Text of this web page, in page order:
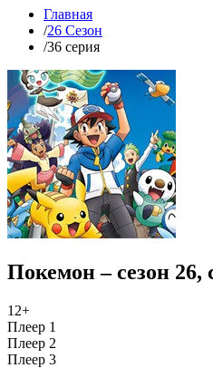
Главная
/26 Сезон
/36 серия
Покемон – сезон 26,
12+
Плеер 1
Плеер 2
Плеер 3